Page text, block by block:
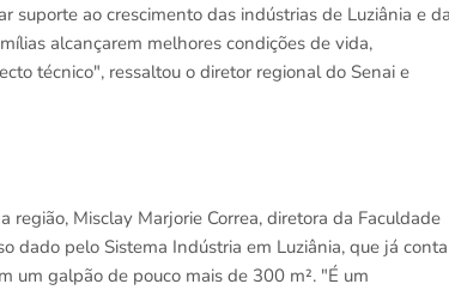
ao crescimento das indústrias de Luziânia e
alcançarem melhores condições de vida,
técnico", ressaltou o diretor regional do Senai e
Misclay Marjorie Correa, diretora da Faculdade
dado pelo Sistema Indústria em Luziânia, que já
um galpão de pouco mais de 300 m². "É um